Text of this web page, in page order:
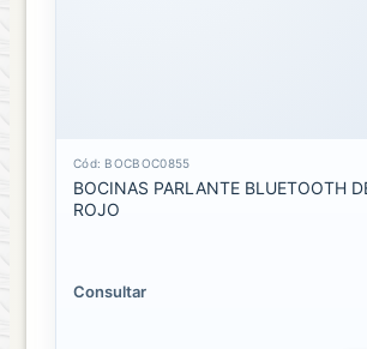
Cód: BOCBOC0855
BOCINAS PARLANTE BLUETOOTH
ROJO
Consultar